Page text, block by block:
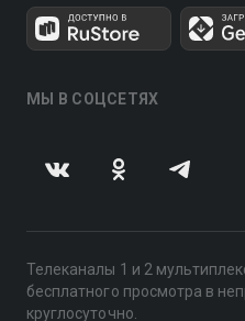
МЫ В СОЦСЕТЯХ
Телеканалы 1 и 2
бесплатного просмотра в
круглосуточно.